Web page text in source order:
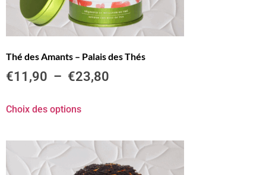
Thé des Amants – Palais des Thés
€11,90 – €23,80
Choix des options